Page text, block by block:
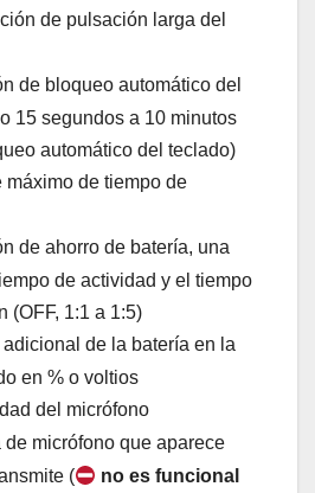
de pulsación larga del
de bloqueo automático del
15 segundos a 10 minutos
automático del teclado)
máximo de tiempo de
de ahorro de batería, una
de actividad y el tiempo
(OFF, 1:1 a 1:5)
de la batería en la
en % o voltios
del micrófono
de micrófono que aparece
(
no es funcional